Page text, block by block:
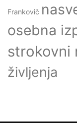
Frankovič
osebna
strokovni
življenja